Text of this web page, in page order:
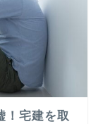
！宅建を取